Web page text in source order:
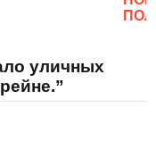
уличных